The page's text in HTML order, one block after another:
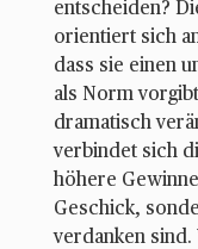
entscheiden?
orientiert sich
dass sie einen
als Norm
dramatisch
verbindet sich
höhere
Geschick,
verdanken sind.